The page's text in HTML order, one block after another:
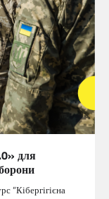
для
“Кібергігієна